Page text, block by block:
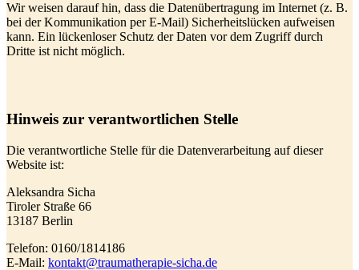
Wir weisen darauf hin, dass die Datenübertragung im Internet (z. B.
bei der Kommunikation per E-Mail) Sicherheitslücken aufweisen
kann. Ein lückenloser Schutz der Daten vor dem Zugriff durch
Dritte ist nicht möglich.
Hinweis zur verantwortlichen Stelle
Die verantwortliche Stelle für die Datenverarbeitung auf dieser
Website ist:
Aleksandra Sicha
Tiroler Straße 66
13187 Berlin
Telefon: 0160/1814186
E-Mail: kontakt@traumatherapie-sicha.de